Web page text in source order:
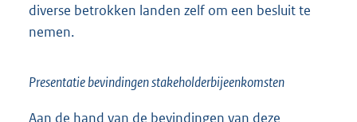
diverse betrokken landen zelf om een besluit te
nemen.
Presentatie bevindingen stakeholderbijeenkomsten
Aan de hand van de bevindingen van deze